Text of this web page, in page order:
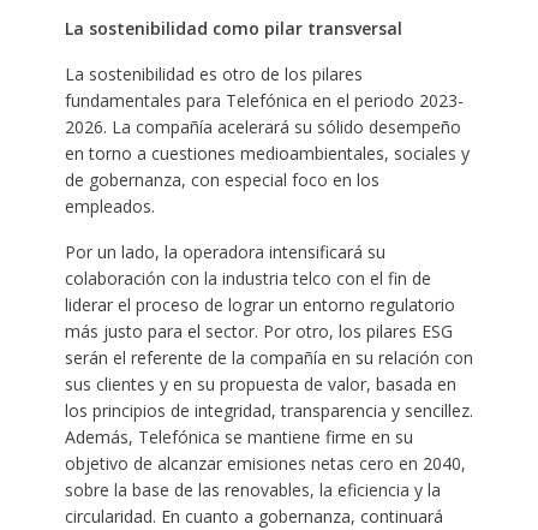
La sostenibilidad como pilar transversal
La sostenibilidad es otro de los pilares
fundamentales para Telefónica en el periodo 2023-
2026. La compañía acelerará su sólido desempeño
en torno a cuestiones medioambientales, sociales y
de gobernanza, con especial foco en los
empleados.
Por un lado, la operadora intensificará su
colaboración con la industria telco con el fin de
liderar el proceso de lograr un entorno regulatorio
más justo para el sector. Por otro, los pilares ESG
serán el referente de la compañía en su relación con
sus clientes y en su propuesta de valor, basada en
los principios de integridad, transparencia y sencillez.
Además, Telefónica se mantiene firme en su
objetivo de alcanzar emisiones netas cero en 2040,
sobre la base de las renovables, la eficiencia y la
circularidad. En cuanto a gobernanza, continuará